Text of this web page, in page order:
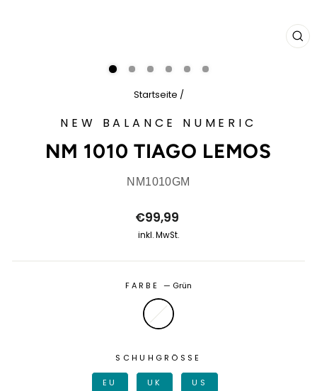
Startseite /
NEW BALANCE NUMERIC
NM 1010 TIAGO LEMOS
NM1010GM
Normaler
Preis
€99,99
inkl. MwSt.
FARBE— Grün
SCHUHGRÖSSE
EU UK US